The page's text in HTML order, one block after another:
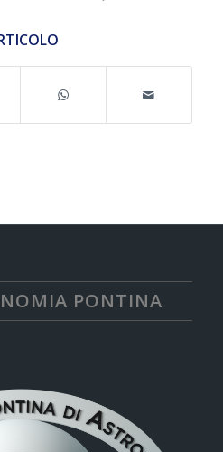
PONTINA